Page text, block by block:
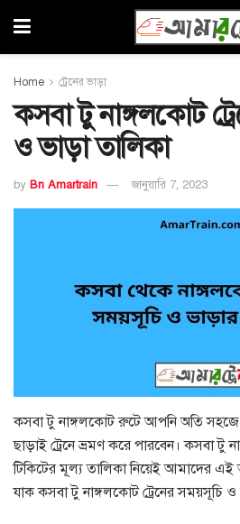
Home ট্রেনের ভাড়া
কসবা টু নাঙ্গলকোট
ও ভাড়া তালিকা
by Bn Amartrain জানুয়ারি 7, 2023
কসবা টু নাঙ্গলকোট রুটে আপনি অতি
ছাড়াই ট্রেনে ভ্রমণ করে পারবেন। কসবা টু
টিকিটের মূল্য তালিকা নিয়েই আমাদের
যাক কসবা টু নাঙ্গলকোট ট্রেনের সময়সূচি ও